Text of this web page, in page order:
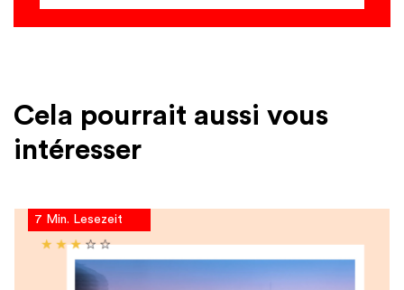
Cela pourrait aussi vous
intéresser
7 Min. Lesezeit